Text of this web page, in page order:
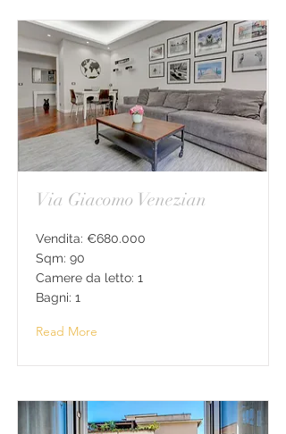
Via Giacomo Venezian
Vendita: €680.000
Sqm: 90
Camere da letto: 1
Bagni: 1
Read More